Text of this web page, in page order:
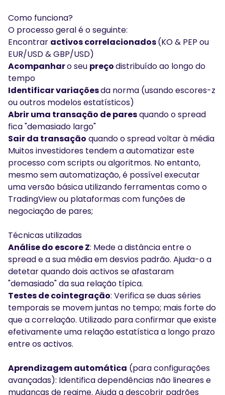
Como funciona?
O processo geral é o seguinte:
Encontrar activos correlacionados(KO & PEP ou
EUR/USD & GBP/USD)
Acompanharo seu preçodistribuído ao longo do
tempo
Identificar variaçõesda norma (usando escores-z
ou outros modelos estatísticos)
Abrir uma transação de paresquando o spread
fica "demasiado largo"
Sair da transação quando o spread voltar à média
Muitos investidores tendem a automatizar este
processo com scripts ou algoritmos. No entanto,
mesmo sem automatização, é possível executar
uma versão básica utilizando ferramentas como o
TradingView ou plataformas com funções de
negociação de pares;
Técnicas utilizadas
Análise do escore Z: Mede a distância entre o
spread e a sua média em desvios padrão. Ajuda-o a
detetar quando dois activos se afastaram
"demasiado" da sua relação típica.
Testes de cointegração: Verifica se duas séries
temporais se movem juntas no tempo; mais forte do
que a correlação. Utilizado para confirmar que existe
efetivamente uma relação estatística a longo prazo
entre os activos.
Aprendizagem automática (para configurações
avançadas): Identifica dependências não lineares e
mudanças de regime. Ajuda a descobrir padrões